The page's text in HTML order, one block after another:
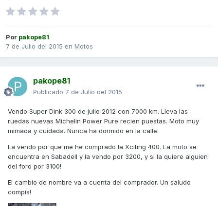
Por pakope81
7 de Julio del 2015 en Motos
pakope81
Publicado 7 de Julio del 2015
Vendo Super Dink 300 de julio 2012 con 7000 km. Lleva las
ruedas nuevas Michelin Power Pure recien puestas. Moto muy
mimada y cuidada. Nunca ha dormido en la calle.
La vendo por que me he comprado la Xciting 400. La moto se
encuentra en Sabadell y la vendo por 3200, y si la quiere alguien
del foro por 3100!
El cambio de nombre va a cuenta del comprador. Un saludo
compis!